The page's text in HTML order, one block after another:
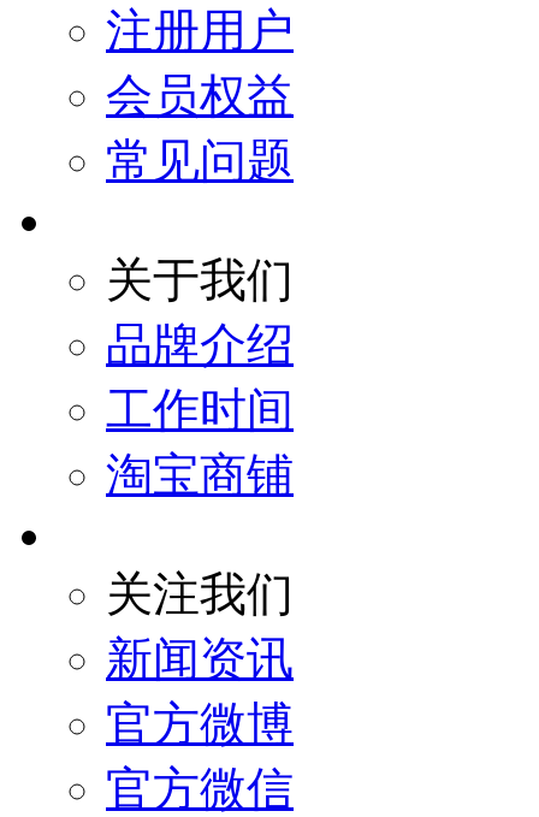
注册用户
会员权益
常见问题
关于我们
品牌介绍
工作时间
淘宝商铺
关注我们
新闻资讯
官方微博
官方微信